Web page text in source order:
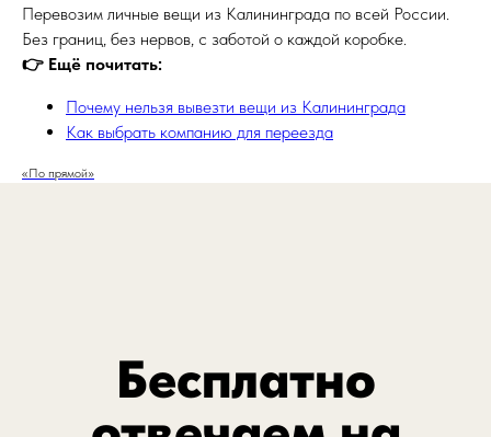
Перевозим личные вещи из Калининграда по всей России.
Без границ, без нервов, с заботой о каждой коробке.
👉 Ещё почитать:
Почему нельзя вывезти вещи из Калининграда
Как выбрать компанию для переезда
«По прямой»
Бесплатно